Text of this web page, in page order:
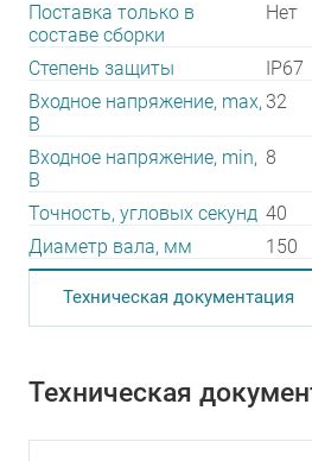
Поставка только в
составе сборки
Нет
Степень защиты
IP67
Входное напряжение, max,
В
32
Входное напряжение, min,
В
8
Точность, угловых секунд 40
Диаметр вала, мм
150
Техническая документация
Техническая